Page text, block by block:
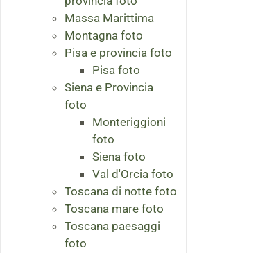
Massa Marittima
Montagna foto
Pisa e provincia foto
Pisa foto
Siena e Provincia
foto
Monteriggioni
foto
Siena foto
Val d'Orcia foto
Toscana di notte foto
Toscana mare foto
Toscana paesaggi
foto